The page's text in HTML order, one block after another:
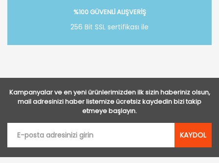
%100 GÜVENLİ ALIŞVERİŞ
256 Bit SSL sertifikası ile
Kampanyalar ve en yeni ürünlerimizden ilk sizin haberiniz olsun,
mail adresinizi haber listemize ücretsiz kaydedin bizi takip
etmeye başlayın.
KAYDOL